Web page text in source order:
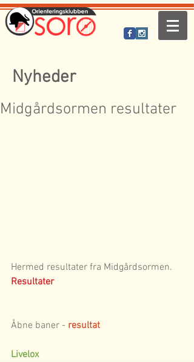
Nyheder
Midgårdsormen resultater
Hermed resultater fra Midgårdsormen.
Resultater
Åbne baner - resultat
Livelox